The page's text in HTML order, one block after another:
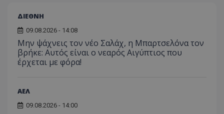
ΔΙΕΘΝΗ
09.08.2026 - 14:08
Μην ψάχνεις τον νέο Σαλάχ, η Μπαρτσελόνα τον
βρήκε: Αυτός είναι ο νεαρός Αιγύπτιος που
έρχεται με φόρα!
ΑΕΛ
09.08.2026 - 14:00